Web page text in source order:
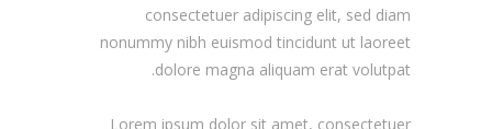
consectetuer adipiscing elit, sed diam
nonummy nibh euismod tincidunt ut laoreet
dolore magna aliquam erat volutpat.
Lorem ipsum dolor sit amet, consectetuer